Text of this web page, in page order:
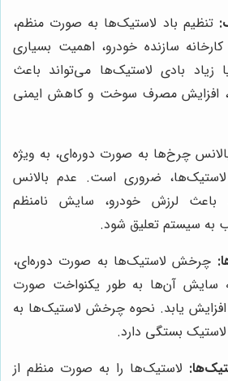
تنظیم باد لاستیک‌ها به صورت منظم،
سازنده خودرو، اهمیت بسیاری
زیاد بادی لاستیک‌ها می‌تواند باعث
افزایش مصرف سوخت و کاهش ایمنی
چرخ‌ها به صورت دوره‌ای، به ویژه
ضروری است. عدم بالانس
باعث لرزش خودرو، سایش نامنظم
به سیستم تعلیق شود.
چرخش لاستیک‌ها به صورت دوره‌ای،
سایش آن‌ها به طور یکنواخت صورت
یابد. نحوه چرخش لاستیک‌ها به
بستگی دارد.
لاستیک‌ها را به صورت منظم از